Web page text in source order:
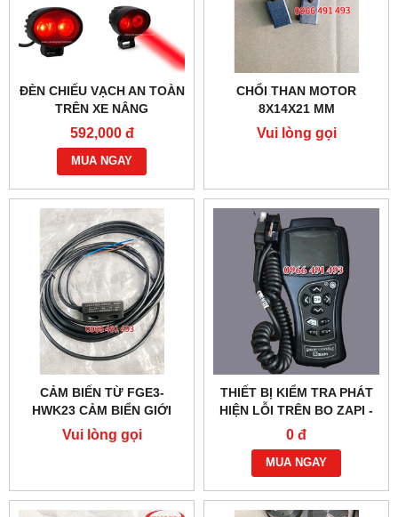
ĐÈN CHIẾU VẠCH AN TOÀN
TRÊN XE NÂNG
592,000 đ
MUA NGAY
CHỔI THAN MOTOR
8X14X21 MM
Vui lòng gọi
CẢM BIẾN TỪ FGE3-
HWK23 CẢM BIỂN GIỚI
HẠN KHUNG NÂNG
NOBLELIFT
Vui lòng gọi
THIẾT BỊ KIỂM TRA PHÁT
HIỆN LỖI TRÊN BO ZAPI -
XE NÂNG ĐIỆN
0 đ
MUA NGAY